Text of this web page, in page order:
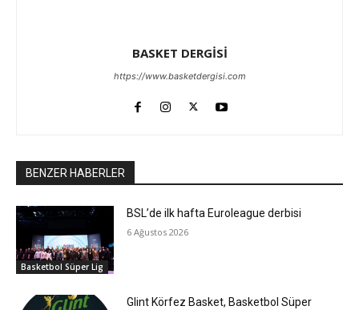
BASKET DERGİSİ
https://www.basketdergisi.com
BENZER HABERLER
Basketbol Süper Lig
BSL’de ilk hafta Euroleague derbisi
6 Ağustos 2026
Glint Körfez Basket, Basketbol Süper